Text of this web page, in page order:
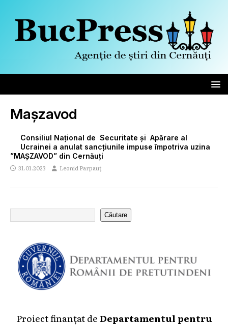
Mașzavod
Consiliul Național de Securitate și Apărare al
Ucrainei a anulat sancțiunile impuse împotriva uzina
”MAȘZAVOD” din Cernăuți
31.01.2023 Leonid Parpauț
Căutare
Proiect finanțat deDepartamentul pentru